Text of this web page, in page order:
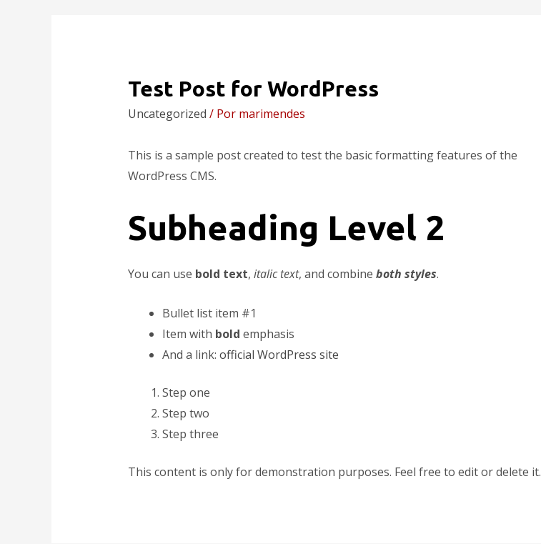
Test Post for WordPress
Uncategorized / Por marimendes
This is a sample post created to test the basic formatting features of the
WordPress CMS.
Subheading Level 2
You can use bold text, italic text, and combine both styles.
Bullet list item #1
Item with bold emphasis
And a link: official WordPress site
Step one
Step two
Step three
This content is only for demonstration purposes. Feel free to edit or delete it.